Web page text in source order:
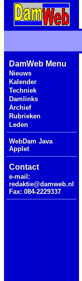
DamWeb Menu
Nieuws
Kalender
Techniek
Damlinks
Archief
Rubrieken
Leden
WebDam Java
Applet
Contact
e-mail:
redaktie@damweb.nl
Fax: 084-2229337